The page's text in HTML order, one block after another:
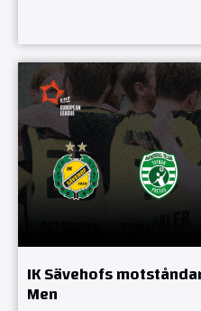
IK Sävehofs
Men